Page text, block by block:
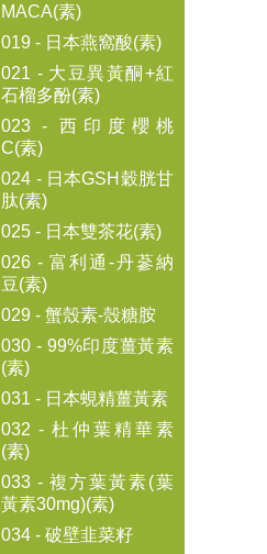
MACA(素)
019 - 日本燕窩酸(素)
021 - 大豆異黃酮+紅
石榴多酚(素)
023 - 西印度櫻桃
C(素)
024 - 日本GSH穀胱甘
肽(素)
025 - 日本雙茶花(素)
026 - 富利通-丹蔘納
豆(素)
029 - 蟹殼素-殼糖胺
030 - 99%印度薑黃素
(素)
031 - 日本蜆精薑黃素
032 - 杜仲葉精華素
(素)
033 - 複方葉黃素(葉
黃素30mg)(素)
034 - 破壁韭菜籽